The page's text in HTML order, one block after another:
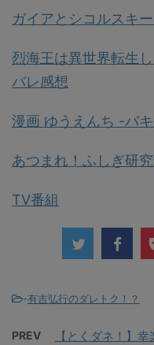
ガイアとシコルスキ
烈海王は異世界転生
バレ感想
漫画 ゆうえんち -バ
あつまれ！ふしぎ研
TV番組
-有吉弘行のダレトク！？
PREV
【とくダネ！】